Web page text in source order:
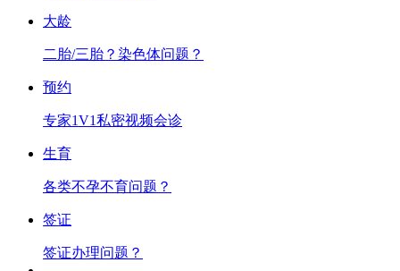
大龄
二胎/三胎？染色体问题？
预约
专家1V1私密视频会诊
生育
各类不孕不育问题？
签证
签证办理问题？